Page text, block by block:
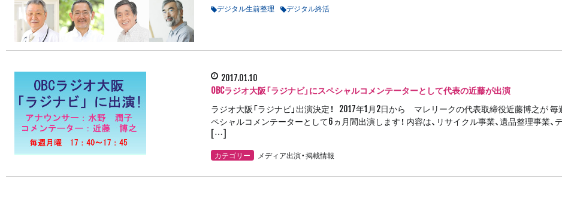
デジタル生前整理
デジタル終活
2017.01.10
OBCラジオ大阪「ラジナビ」にスペシャルコメンテーターとして代表の近藤が出演
ラジオ大阪「ラジナビ」出演決定！ 2017年1月2日から マレリークの代表取締役近藤博之が 毎
ペシャルコメンテーターとして6ヵ月間出演します！ 内容は、リサイクル事業、遺品整理事業、
[…]
カテゴリー メディア出演・掲載情報